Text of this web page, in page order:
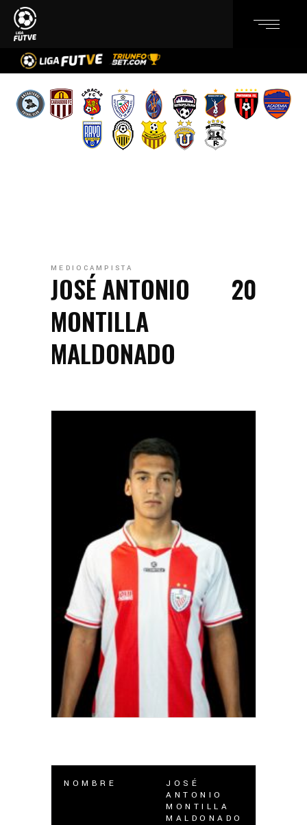
MEDIOCAMPISTA
20
JOSÉ ANTONIO
MONTILLA
MALDONADO
NOMBRE
JOSÉ
ANTONIO
MONTILLA
MALDONADO